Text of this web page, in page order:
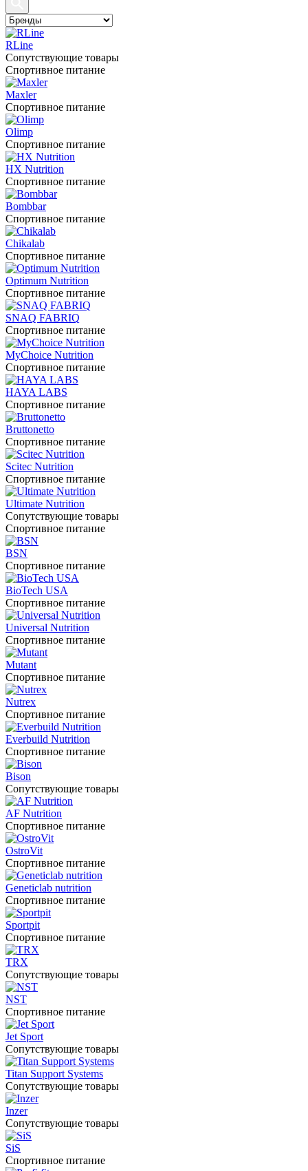
RLine
Сопутствующие товары
Спортивное питание
Maxler
Спортивное питание
Olimp
Спортивное питание
HX Nutrition
Спортивное питание
Bombbar
Спортивное питание
Chikalab
Спортивное питание
Optimum Nutrition
Спортивное питание
SNAQ FABRIQ
Спортивное питание
MyChoice Nutrition
Спортивное питание
HAYA LABS
Спортивное питание
Bruttonetto
Спортивное питание
Scitec Nutrition
Спортивное питание
Ultimate Nutrition
Сопутствующие товары
Спортивное питание
BSN
Спортивное питание
BioTech USA
Спортивное питание
Universal Nutrition
Спортивное питание
Mutant
Спортивное питание
Nutrex
Спортивное питание
Everbuild Nutrition
Спортивное питание
Bison
Сопутствующие товары
AF Nutrition
Спортивное питание
OstroVit
Спортивное питание
Geneticlab nutrition
Спортивное питание
Sportpit
Спортивное питание
TRX
Сопутствующие товары
NST
Спортивное питание
Jet Sport
Сопутствующие товары
Titan Support Systems
Сопутствующие товары
Inzer
Сопутствующие товары
SiS
Спортивное питание